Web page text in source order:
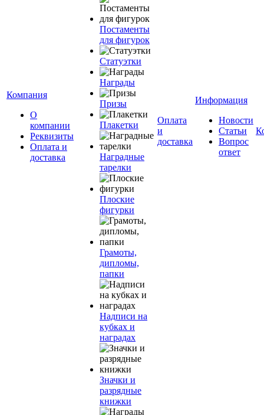
Компания
О
компании
Реквизиты
Оплата и
доставка
Постаменты
для фигурок
Статуэтки
Награды
Призы
Плакетки
Наградные
тарелки
Плоские
фигурки
Грамоты,
дипломы,
папки
Надписи на
кубках и
наградах
Значки и
разрядные
книжки
Оплата
и
доставка
Информация
Новости
Статьи
Вопрос
ответ